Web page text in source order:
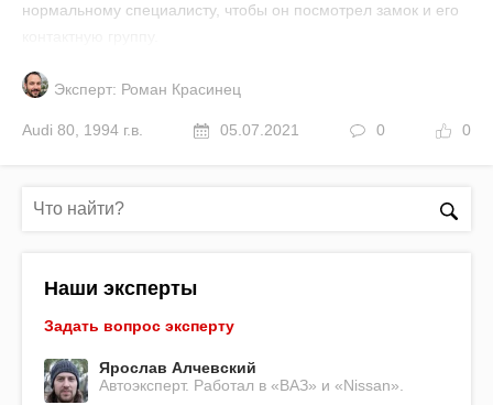
нормальному специалисту, чтобы он посмотрел замок и его
Эксперт: Роман Красинец
Audi 80 1994 г.в. 05.07.2021 0 0
Наши эксперты
Задать вопрос эксперту
Ярослав Алчевский
Автоэксперт. Работал в «ВАЗ» и «Nissan».